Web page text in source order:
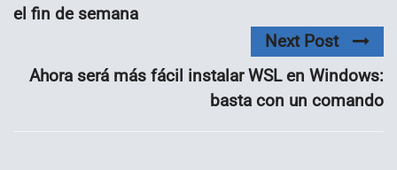
el fin de semana
Next Post
Ahora será más fácil instalar WSL en Windows:
basta con un comando